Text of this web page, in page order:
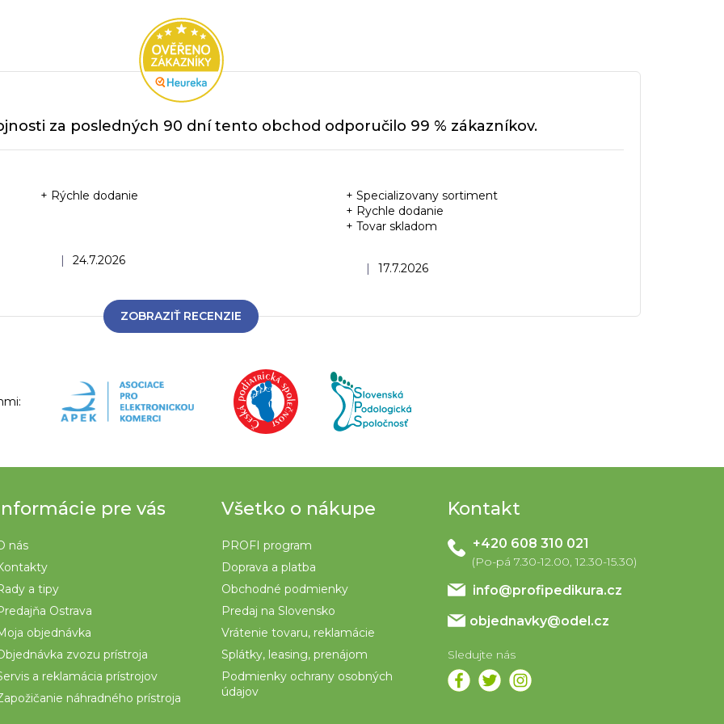
za posledných 90 dní tento obchod odporučilo 99 % zákazníkov.
Hodnotenie obchodu je 5 z 5 hviezdičiek.
24.7.2026
+ Rýchle dodanie
Hodnotenie obchodu je 5 z 5 hviezdičiek.
| 17.7.2026
+ Specializovany sortiment
+ Rychle dodanie
+ Tovar skladom
ZOBRAZIŤ RECENZIE
pre vás
nás
a tipy
Ostrava
objednávka
zvozu prístroja
a reklamácia prístrojov
náhradného prístroja
Všetko o nákupe
PROFI program
Doprava a platba
Obchodné podmienky
Predaj na Slovensko
Vrátenie tovaru, reklamácie
Splátky, leasing, prenájom
Podmienky ochrany osobných
údajov
Kontakt
info@profipedikura.cz
+420 608 310 021
objednavky@odel.cz